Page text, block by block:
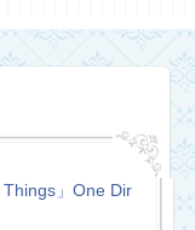
」One Dir